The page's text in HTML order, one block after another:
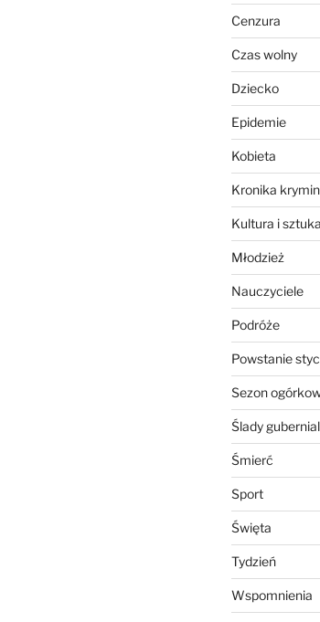
Cenzura
Czas wolny
Dziecko
Epidemie
Kobieta
Kronika
Kultura i
Młodzież
Nauczyciele
Podróże
Powstanie
Sezon
Ślady
Śmierć
Sport
Święta
Tydzień
Wspomnienia